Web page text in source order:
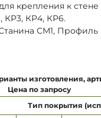
крепления к стене
КР3, КР4, КР6.
СМ1,
изготовления,
Цена по запросу
Тип покрытия